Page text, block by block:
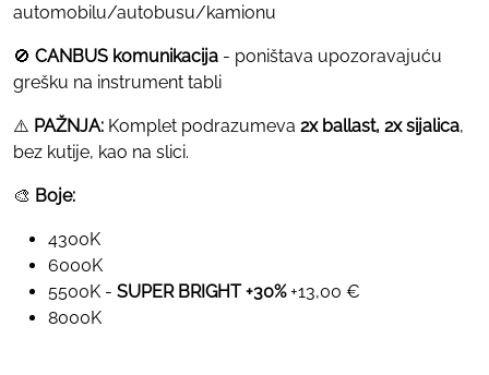
automobilu/autobusu/kamionu
🚫 CANBUS komunikacija - poništava upozoravajuću
grešku na instrument tabli
⚠️ PAŽNJA: Komplet podrazumeva 2x ballast, 2x sijalica,
bez kutije, kao na slici.
🎨 Boje:
4300K
6000K
5500K - SUPER BRIGHT +30%+13,00 €
8000K